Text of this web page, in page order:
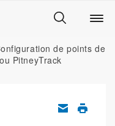
de points de
PitneyTrack